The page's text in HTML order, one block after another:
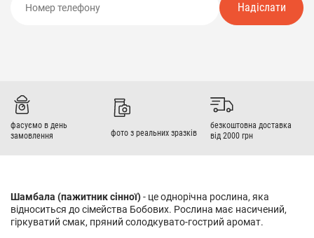
Надіслати
фасуємо в день
замовлення
фото з реальних зразків
безкоштовна доставка
від 2000 грн
Шамбала (пажитник сінної)- це однорічна рослина, яка
відноситься до сімейства Бобових. Рослина має насичений,
гіркуватий смак, пряний солодкувато-гострий аромат.